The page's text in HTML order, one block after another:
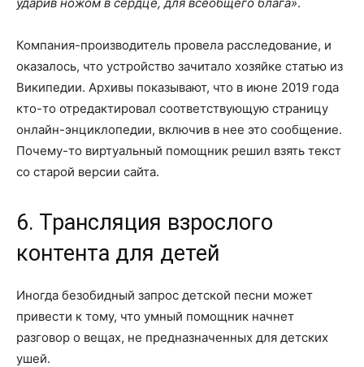
Компания-производитель провела расследование, и
оказалось, что устройство зачитало хозяйке статью из
Википедии. Архивы показывают, что в июне 2019 года
кто-то отредактировал соответствующую страницу
онлайн-энциклопедии, включив в нее это сообщение.
Почему-то виртуальный помощник решил взять текст
со старой версии сайта.
6. Трансляция взрослого
контента для детей
Иногда безобидный запрос детской песни может
привести к тому, что умный помощник начнет
разговор о вещах, не предназначенных для детских
ушей.